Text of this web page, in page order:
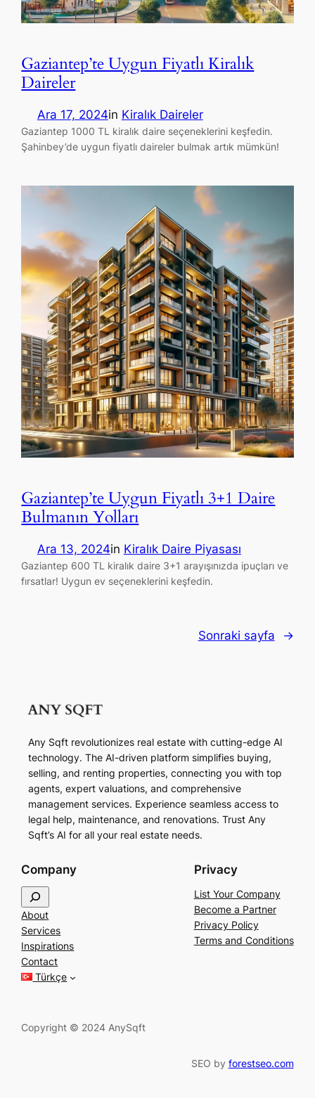
Gaziantep’te Uygun Fiyatlı Kiralık
Daireler
Ara 17, 2024in Kiralık Daireler
Gaziantep 1000 TL kiralık daire seçeneklerini keşfedin.
Şahinbey’de uygun fiyatlı daireler bulmak artık mümkün!
Gaziantep’te Uygun Fiyatlı 3+1 Daire
Bulmanın Yolları
Ara 13, 2024in Kiralık Daire Piyasası
Gaziantep 600 TL kiralık daire 3+1 arayışınızda ipuçları ve
fırsatlar! Uygun ev seçeneklerini keşfedin.
Sonraki sayfa →
Any Sqft revolutionizes real estate with cutting-edge AI
technology. The AI-driven platform simplifies buying,
selling, and renting properties, connecting you with top
agents, expert valuations, and comprehensive
management services. Experience seamless access to
legal help, maintenance, and renovations. Trust Any
Sqft’s AI for all your real estate needs.
Company
e
a
r
c
h
About
Services
Inspirations
Contact
Türkçe
Privacy
List Your Company
Become a Partner
Privacy Policy
Terms and Conditions
Copyright © 2024 AnySqft
SEO by forestseo.com